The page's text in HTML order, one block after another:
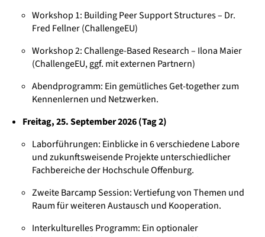
Workshop 1: Building Peer Support Structures – Dr.
Fred Fellner (ChallengeEU)
Workshop 2: Challenge-Based Research – Ilona Maier
(ChallengeEU, ggf. mit externen Partnern)
Abendprogramm: Ein gemütliches Get-together zum
Kennenlernen und Netzwerken.
Freitag, 25. September 2026 (Tag 2)
Laborführungen: Einblicke in 6 verschiedene Labore
und zukunftsweisende Projekte unterschiedlicher
Fachbereiche der Hochschule Offenburg.
Zweite Barcamp Session: Vertiefung von Themen und
Raum für weiteren Austausch und Kooperation.
Interkulturelles Programm: Ein optionaler